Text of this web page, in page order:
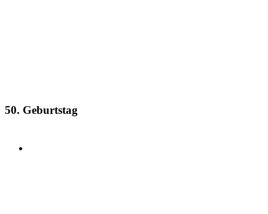
50. Geburtstag